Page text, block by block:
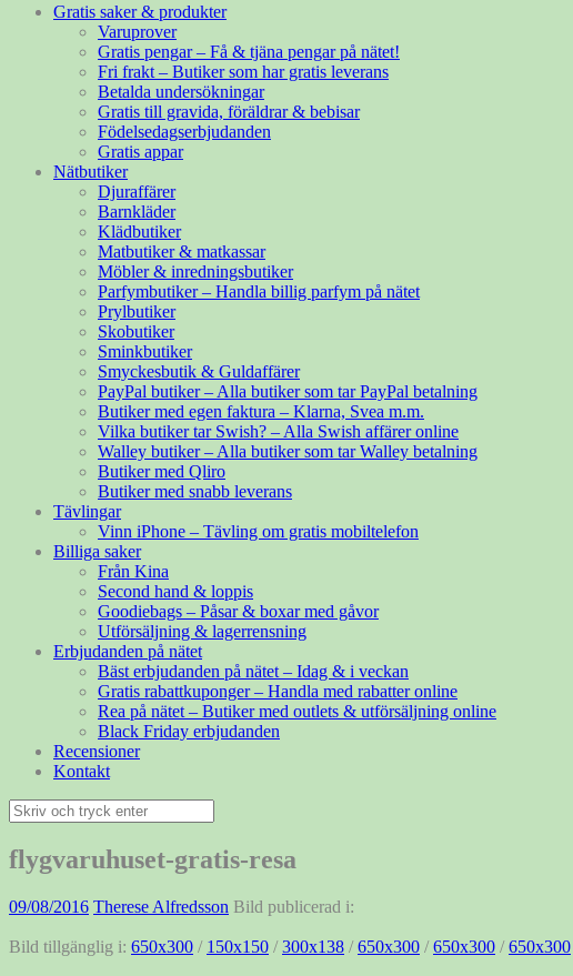
Gratis saker & produkter
Varuprover
Gratis pengar – Få & tjäna pengar på nätet!
Fri frakt – Butiker som har gratis leverans
Betalda undersökningar
Gratis till gravida, föräldrar & bebisar
Födelsedagserbjudanden
Gratis appar
Nätbutiker
Djuraffärer
Barnkläder
Klädbutiker
Matbutiker & matkassar
Möbler & inredningsbutiker
Parfymbutiker – Handla billig parfym på nätet
Prylbutiker
Skobutiker
Sminkbutiker
Smyckesbutik & Guldaffärer
PayPal butiker – Alla butiker som tar PayPal betalning
Butiker med egen faktura – Klarna, Svea m.m.
Vilka butiker tar Swish? – Alla Swish affärer online
Walley butiker – Alla butiker som tar Walley betalning
Butiker med Qliro
Butiker med snabb leverans
Tävlingar
Vinn iPhone – Tävling om gratis mobiltelefon
Billiga saker
Från Kina
Second hand & loppis
Goodiebags – Påsar & boxar med gåvor
Utförsäljning & lagerrensning
Erbjudanden på nätet
Bäst erbjudanden på nätet – Idag & i veckan
Gratis rabattkuponger – Handla med rabatter online
Rea på nätet – Butiker med outlets & utförsäljning online
Black Friday erbjudanden
Recensioner
Kontakt
Sök
efter:
flygvaruhuset-gratis-resa
09/08/2016 Therese Alfredsson Bild publicerad i:
Bild tillgänglig i: 650x300 / 150x150 /300x138 /650x300 /650x300 /650x300